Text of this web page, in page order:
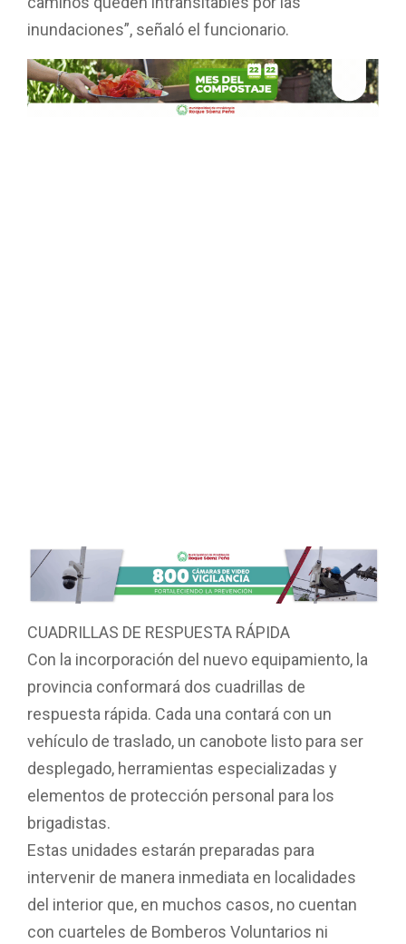
inundaciones”, señaló el funcionario.
CUADRILLAS DE RESPUESTA RÁPIDA
Con la incorporación del nuevo equipamiento, la
provincia conformará dos cuadrillas de
respuesta rápida. Cada una contará con un
vehículo de traslado, un canobote listo para ser
desplegado, herramientas especializadas y
elementos de protección personal para los
brigadistas.
Estas unidades estarán preparadas para
intervenir de manera inmediata en localidades
del interior que, en muchos casos, no cuentan
con cuarteles de Bomberos Voluntarios ni